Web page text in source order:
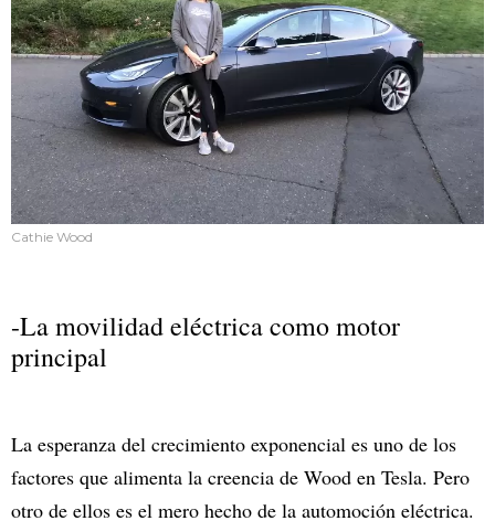
Cathie Wood
-La movilidad eléctrica como motor
principal
La esperanza del crecimiento exponencial es uno de los
factores que alimenta la creencia de Wood en Tesla. Pero
otro de ellos es el mero hecho de la automoción eléctrica.